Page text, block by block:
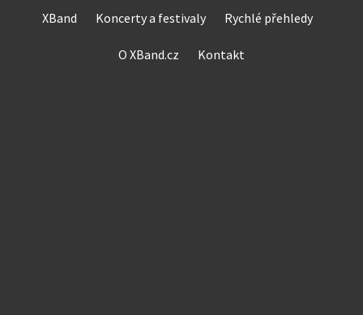
XBand Koncerty a festivaly Rychlé přehledy
O XBand.cz Kontakt